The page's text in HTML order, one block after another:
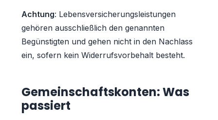
Achtung: Lebensversicherungsleistungen
gehören ausschließlich den genannten
Begünstigten und gehen nicht in den Nachlass
ein, sofern kein Widerrufsvorbehalt besteht.
Gemeinschaftskonten: Was
passiert